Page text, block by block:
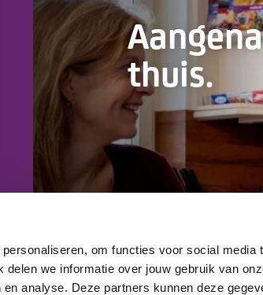
om functies voor social media
we informatie over jouw gebruik van
analyse. Deze partners kunnen deze
thuis.